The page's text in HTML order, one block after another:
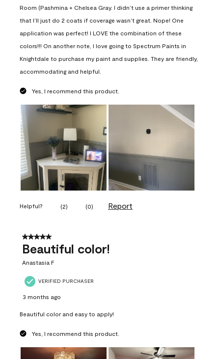
Room (Pashmina + Chelsea Gray. I didn’t use a primer thinking
that I’ll just do 2 coats if coverage wasn’t great. Nope! One
application was perfect! I LOVE the combination of these
colors!!! On another note, I love going to Spectrum Paints in
Knightdale to purchase my paint and supplies. They are friendly,
accommodating and helpful.
Yes, I recommend this product.
Helpful? (2) (0) Report
5 out of 5 stars.
Beautiful color!
Anastasia F
VERIFIED PURCHASER
3 months ago
Beautiful color and easy to apply!
Yes, I recommend this product.